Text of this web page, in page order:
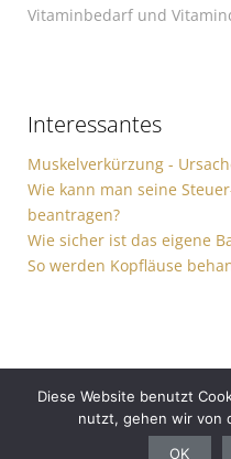
Vitaminbedarf und
Interessantes
Muskelverkürzung -
Wie kann man seine
beantragen?
Wie sicher ist das eigene
So werden Kopfläuse
Finanzen
Diese Website benutzt
nutzt, gehen wir von
OK